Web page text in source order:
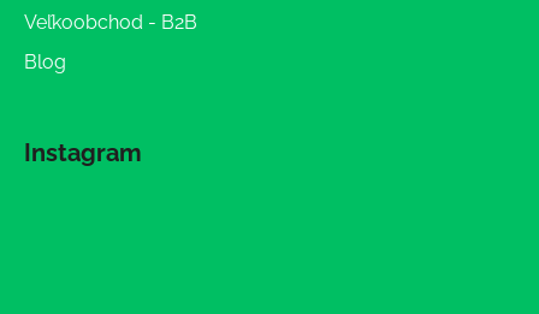
Veľkoobchod - B2B
Blog
Instagram